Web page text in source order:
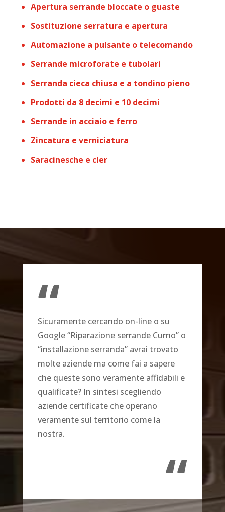
Apertura serrande bloccate o guaste
Sostituzione serratura e apertura
Automazione a pulsante o telecomando
Serrande microforate e tubolari
Serranda cieca chiusa e a tondino pieno
Prodotti da 8 decimi e 10 decimi
Serrande in acciaio e ferro
Zincatura e verniciatura
Saracinesche e cler
“
Sicuramente cercando on-line o su
Google “Riparazione serrande Curno” o
“installazione serranda” avrai trovato
molte aziende ma come fai a sapere
che queste sono veramente affidabili e
qualificate? In sintesi scegliendo
aziende certificate che operano
veramente sul territorio come la
nostra.
“